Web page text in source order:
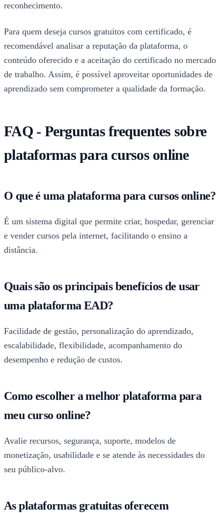
reconhecimento.
Para quem deseja cursos gratuitos com certificado, é
recomendável analisar a reputação da plataforma, o
conteúdo oferecido e a aceitação do certificado no mercado
de trabalho. Assim, é possível aproveitar oportunidades de
aprendizado sem comprometer a qualidade da formação.
FAQ - Perguntas frequentes sobre
plataformas para cursos online
O que é uma plataforma para cursos online?
É um sistema digital que permite criar, hospedar, gerenciar
e vender cursos pela internet, facilitando o ensino a
distância.
Quais são os principais benefícios de usar
uma plataforma EAD?
Facilidade de gestão, personalização do aprendizado,
escalabilidade, flexibilidade, acompanhamento do
desempenho e redução de custos.
Como escolher a melhor plataforma para
meu curso online?
Avalie recursos, segurança, suporte, modelos de
monetização, usabilidade e se atende às necessidades do
seu público-alvo.
As plataformas gratuitas oferecem